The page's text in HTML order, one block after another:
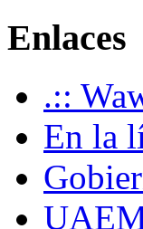
Enlaces
.::
En la